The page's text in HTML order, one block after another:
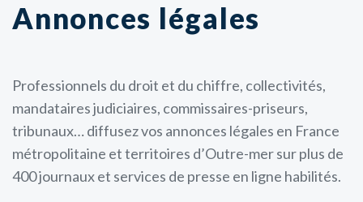
Annonces légales
Professionnels du droit et du chiffre, collectivités,
mandataires judiciaires, commissaires-priseurs,
tribunaux… diffusez vos annonces légales en France
métropolitaine et territoires d’Outre-mer sur plus de
400 journaux et services de presse en ligne habilités.